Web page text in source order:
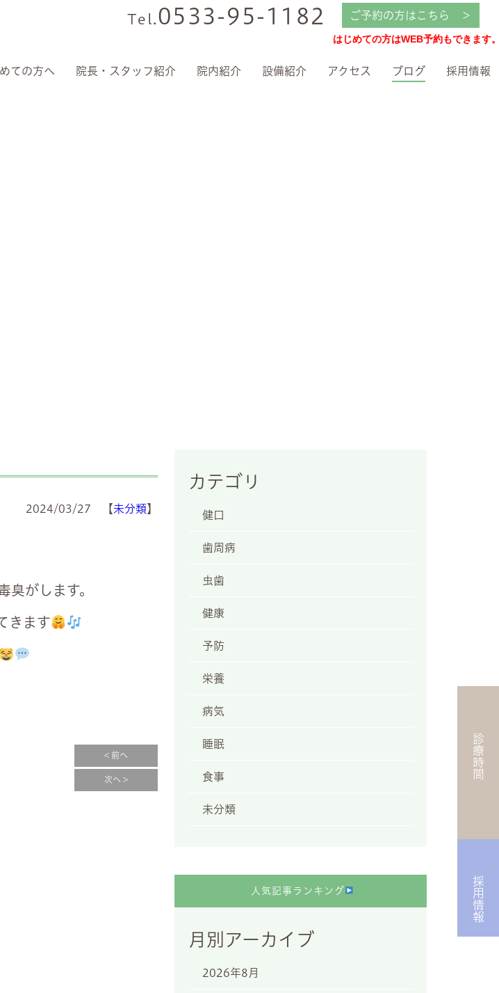
Tel.0533-95-1182 ご予約の方はこちら ＞
はじめての方はWEB予約もできます
ての方へ 院長・スタッフ紹介 院内紹介 設備紹介 アクセス ブログ 採用情報
2024/03/27 【未分類】
がします。
きます
< 前へ
次へ >
カテゴリ
健口
歯周病
虫歯
健康
予防
栄養
病気
睡眠
食事
未分類
人気記事ランキング
月別アーカイブ
2026年8月
診療時間
採用情報